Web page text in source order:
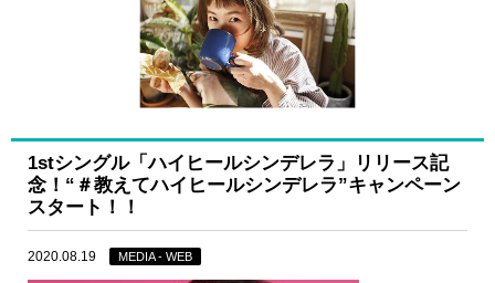
1stシングル「ハイヒールシンデレラ」リリース記
念！“＃教えてハイヒールシンデレラ”キャンペーン
スタート！！
2020.08.19 MEDIA - WEB